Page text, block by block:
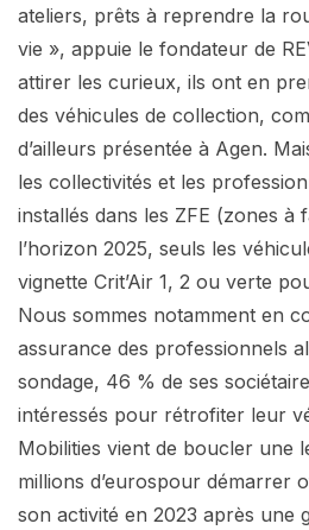
ateliers, prêts à reprendre la
vie », appuie le fondateur de
attirer les curieux, ils ont en
des véhicules de collection,
d’ailleurs présentée à Agen.
les collectivités et les
installés dans les ZFE (zones à
l’horizon 2025, seuls les
vignette Crit’Air 1, 2 ou verte
Nous sommes notamment en
assurance des professionnels
sondage, 46 % de ses
intéressés pour rétrofiter leur
Mobilities vient de boucler une
millions d’eurospour démarrer
son activité en 2023 après une